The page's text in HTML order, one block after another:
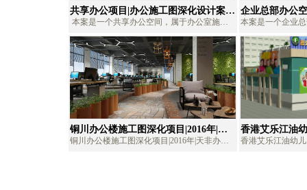
共享办公项目|办公施工图深化设计案
例|天非深化设计公司
本案是一个共享办公空间，属于办公室施工
图深化设计项目案例。面积约3000平米，位于
四川绵阳，由天非深化设计顾问公司负责室内
精装修深化设计工作，包含方案细节深化设
计、精装修施工图深化、装饰水电设计等服
务。
天非设计是08年业内率先成立的深化设计服
务品牌，也是施工图深化设计行业老企业！官
网www.tianfei.com.cn。属于综合型建筑装饰设
计服务公司，专注室内设计、深化设计、施工
图深化及设计战略合作外包领域。
企业总部办公
案例|天非深化
本案是一个企业
工图深化设计项
天非深化设计顾
计工作，包含方
图深化、装饰水
天非设计是08年
务品牌，也是施
网
计服务公司，专
图深化及设计战
铜川办公楼施工图深化项目|2016年|天
非办公楼深化公司、办公楼施工图外
铜川办公楼施工图深化项目|2016年|天非办公
香港艾乐江油
目|2018年|天非
香港艾乐江油幼